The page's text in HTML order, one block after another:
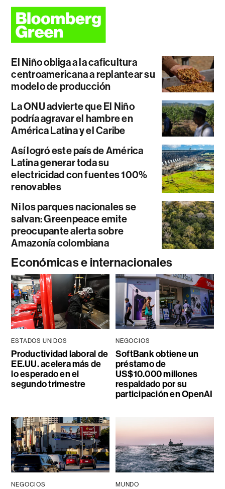
El Niño obliga a la caficultura
centroamericana a replantear su
modelo de producción
La ONU advierte que El Niño
podría agravar el hambre en
América Latina y el Caribe
Así logró este país de América
Latina generar toda su
electricidad con fuentes 100%
renovables
Ni los parques nacionales se
salvan: Greenpeace emite
preocupante alerta sobre
Amazonía colombiana
Económicas e internacionales
ESTADOS UNIDOS
Productividad laboral de
EE.UU. acelera más de
lo esperado en el
segundo trimestre
NEGOCIOS
SoftBank obtiene un
préstamo de
US$10.000 millones
respaldado por su
participación en OpenAI
NEGOCIOS MUNDO